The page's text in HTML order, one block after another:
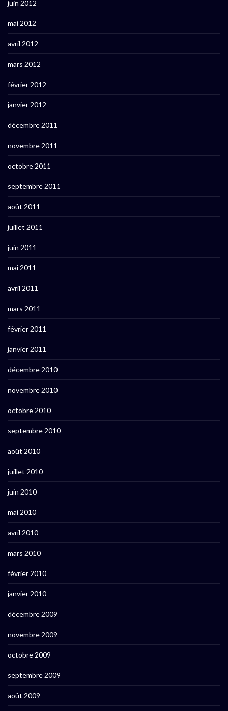
juin 2012
mai 2012
avril 2012
mars 2012
février 2012
janvier 2012
décembre 2011
novembre 2011
octobre 2011
septembre 2011
août 2011
juillet 2011
juin 2011
mai 2011
avril 2011
mars 2011
février 2011
janvier 2011
décembre 2010
novembre 2010
octobre 2010
septembre 2010
août 2010
juillet 2010
juin 2010
mai 2010
avril 2010
mars 2010
février 2010
janvier 2010
décembre 2009
novembre 2009
octobre 2009
septembre 2009
août 2009